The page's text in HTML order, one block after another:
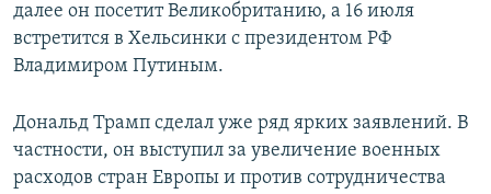
далее он посетит Великобританию, а 16 июля
встретится в Хельсинки с президентом РФ
Владимиром Путиным.
Дональд Трамп сделал уже ряд ярких заявлений. В
частности, он выступил за увеличение военных
расходов стран Европы и против сотрудничества